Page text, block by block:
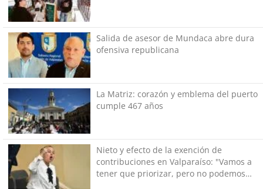
Salida de asesor de Mundaca abre dura
ofensiva republicana
La Matriz: corazón y emblema del puerto
cumple 467 años
Nieto y efecto de la exención de
contribuciones en Valparaíso: "Vamos a
tener que priorizar, pero no podemos